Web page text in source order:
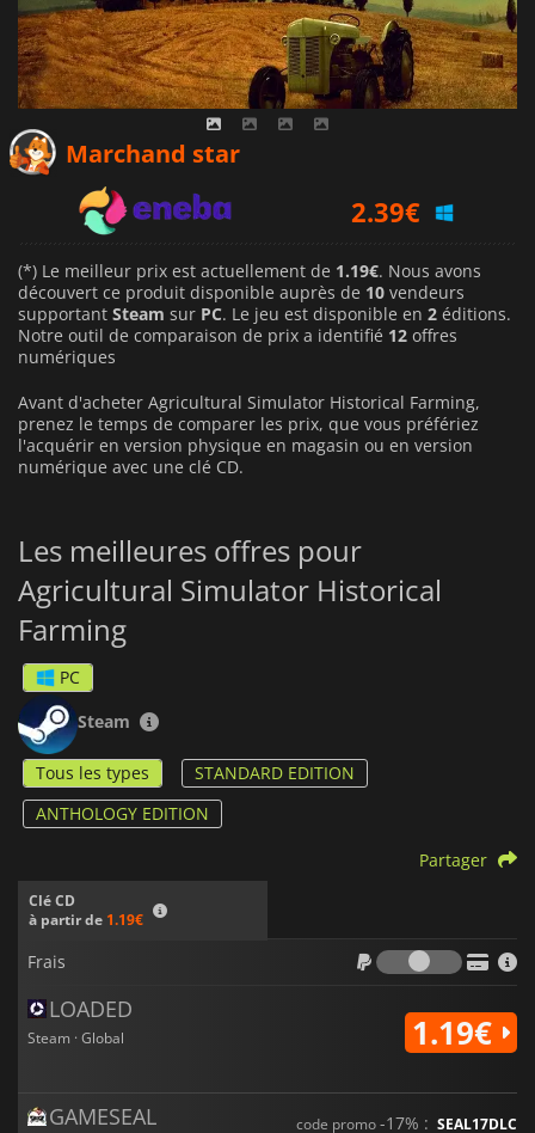
Marchand star
2.39€
1.19€
(*) Le meilleur prix est actuellement de 1.19€. Nous avons
découvert ce produit disponible auprès de 10 vendeurs
supportant Steam sur PC. Le jeu est disponible en 2 éditions.
Notre outil de comparaison de prix a identifié 12 offres
numériques
Avant d'acheter Agricultural Simulator Historical Farming,
prenez le temps de comparer les prix, que vous préfériez
l'acquérir en version physique en magasin ou en version
numérique avec une clé CD.
Les meilleures offres pour
Agricultural Simulator Historical
Farming
PC
Steam
Tous les types
STANDARD EDITION
ANTHOLOGY EDITION
Clé CD
à partir de 1.19€
Partager
Frais
Frais
LOADED
Steam · Global 1.19€
GAMESEAL code promo-17% : SEAL17DLC